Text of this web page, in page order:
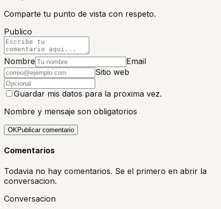
Comparte tu punto de vista con respeto.
Publico
Nombre
Email
Sitio web
Guardar mis datos para la proxima vez.
Nombre y mensaje son obligatorios
OKPublicar comentario
Comentarios
Todavia no hay comentarios. Se el primero en abrir la
conversacion.
Conversacion